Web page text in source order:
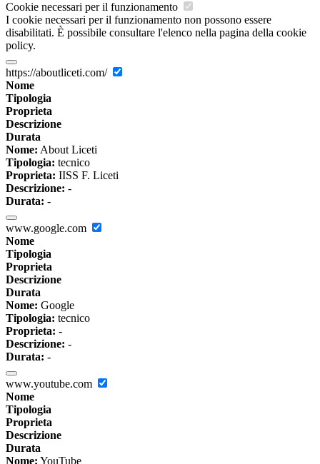
Cookie necessari per il funzionamento
I cookie necessari per il funzionamento non possono essere
disabilitati. È possibile consultare l'elenco nella pagina della cookie
policy.
https://aboutliceti.com/
Nome
Tipologia
Proprieta
Descrizione
Durata
Nome: About Liceti
Tipologia: tecnico
Proprieta: IISS F. Liceti
Descrizione: -
Durata: -
www.google.com
Nome
Tipologia
Proprieta
Descrizione
Durata
Nome: Google
Tipologia: tecnico
Proprieta: -
Descrizione: -
Durata: -
www.youtube.com
Nome
Tipologia
Proprieta
Descrizione
Durata
Nome: YouTube